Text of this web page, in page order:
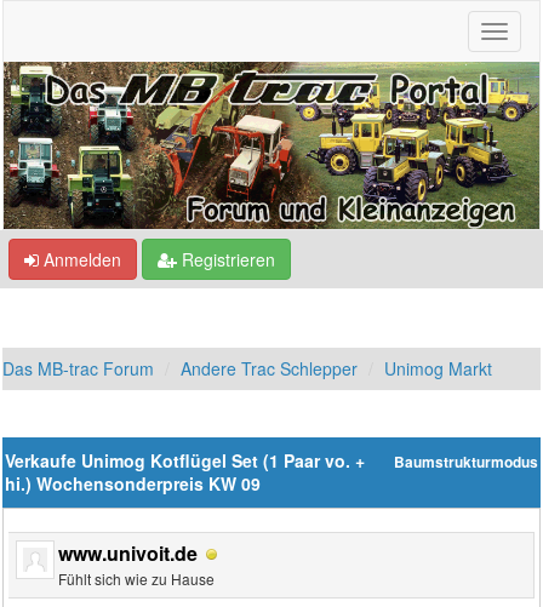
Anmelden Registrieren
Das MB-trac Forum Andere Trac Schlepper Unimog Markt
Baumstrukturmodus
Verkaufe Unimog Kotflügel Set (1 Paar vo. +
hi.) Wochensonderpreis KW 09
www.univoit.de
Fühlt sich wie zu Hause